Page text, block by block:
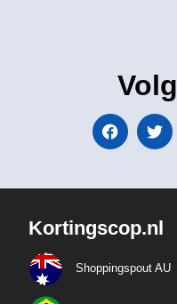
Volg
Kortingscop.nl
Shoppingspout AU